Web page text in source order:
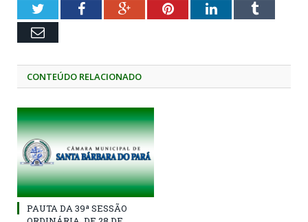
TwitterFacebookGoogle+PinterestLinkedInTumblr
Email
CONTEÚDO RELACIONADO
PAUTA DA 39ª SESSÃO